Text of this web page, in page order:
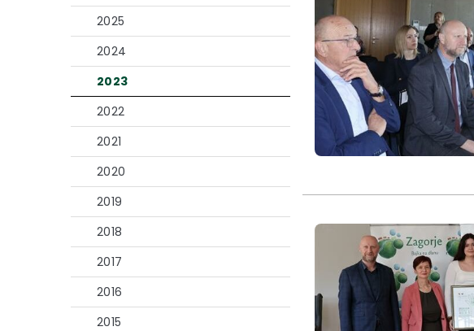
2025
2024
2023
2022
2021
2020
2019
2018
2017
2016
2015